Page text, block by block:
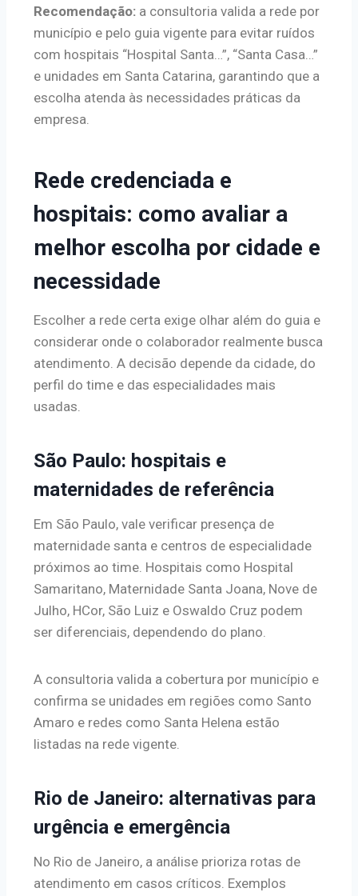
Recomendação: a consultoria valida a rede por
município e pelo guia vigente para evitar ruídos
com hospitais “Hospital Santa…”, “Santa Casa…”
e unidades em Santa Catarina, garantindo que a
escolha atenda às necessidades práticas da
empresa.
Rede credenciada e
hospitais: como avaliar a
melhor escolha por cidade e
necessidade
Escolher a rede certa exige olhar além do guia e
considerar onde o colaborador realmente busca
atendimento. A decisão depende da cidade, do
perfil do time e das especialidades mais
usadas.
São Paulo: hospitais e
maternidades de referência
Em São Paulo, vale verificar presença de
maternidade santa e centros de especialidade
próximos ao time. Hospitais como Hospital
Samaritano, Maternidade Santa Joana, Nove de
Julho, HCor, São Luiz e Oswaldo Cruz podem
ser diferenciais, dependendo do plano.
A consultoria valida a cobertura por município e
confirma se unidades em regiões como Santo
Amaro e redes como Santa Helena estão
listadas na rede vigente.
Rio de Janeiro: alternativas para
urgência e emergência
No Rio de Janeiro, a análise prioriza rotas de
atendimento em casos críticos. Exemplos